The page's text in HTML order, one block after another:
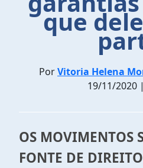
que
PorVitoria Helena
19/11/2020
OS MOVIMENTOS
FONTE DE